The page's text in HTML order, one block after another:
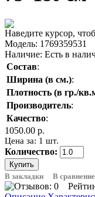
Наведите курсор,
Модель: 1769359531
Наличие: Есть в
Состав:
Ширина (в см.):
Плотность (в гр./
Производитель:
Качество:
1050.00 р.
Цена за: 1 шт.
Количество:
В закладки В сравнение